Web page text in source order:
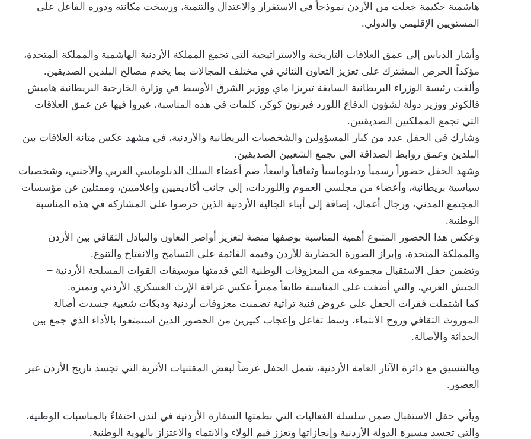
هاشمية حكيمة جعلت من الأردن نموذجاً في الاستقرار والاعتدال والتنمية، ورسخت مكانته ودوره الفاعل على
المستويين الإقليمي والدولي.
وأشار الدباس إلى عمق العلاقات التاريخية والاستراتيجية التي تجمع المملكة الأردنية الهاشمية والمملكة المتحدة،
مؤكداً الحرص المشترك على تعزيز التعاون الثنائي في مختلف المجالات بما يخدم مصالح البلدين الصديقين.
وألقت رئيسة الوزراء البريطانية السابقة تيريزا ماي ووزير الشرق الأوسط في وزارة الخارجية البريطانية هاميش
فالكونر ووزير دولة لشؤون الدفاع اللورد فيرنون كوكر، كلمات في هذه المناسبة، عبروا فيها عن عمق العلاقات
التي تجمع المملكتين الصديقتين.
وشارك في الحفل عدد من كبار المسؤولين والشخصيات البريطانية والأردنية، في مشهد عكس متانة العلاقات بين
البلدين وعمق روابط الصداقة التي تجمع الشعبين الصديقين.
وشهد الحفل حضوراً رسمياً ودبلوماسياً وثقافياً واسعاً، ضم أعضاء السلك الدبلوماسي العربي والأجنبي، وشخصيات
سياسية بريطانية، وأعضاء من مجلسي العموم واللوردات، إلى جانب أكاديميين وإعلاميين، وممثلين عن مؤسسات
المجتمع المدني، ورجال أعمال، إضافة إلى أبناء الجالية الأردنية الذين حرصوا على المشاركة في هذه المناسبة
الوطنية.
وعكس هذا الحضور المتنوع أهمية المناسبة بوصفها منصة لتعزيز أواصر التعاون والتبادل الثقافي بين الأردن
والمملكة المتحدة، وإبراز الصورة الحضارية للأردن وقيمه القائمة على التسامح والانفتاح والتنوع.
وتضمن حفل الاستقبال مجموعة من المعزوفات الوطنية التي قدمتها موسيقات القوات المسلحة الأردنية –
الجيش العربي، والتي أضفت على المناسبة طابعاً مميزاً عكس عراقة الإرث العسكري الأردني وتميزه.
كما اشتملت فقرات الحفل على عروض فنية تراثية تضمنت معزوفات أردنية ودبكات شعبية جسدت أصالة
الموروث الثقافي وروح الانتماء، وسط تفاعل وإعجاب كبيرين من الحضور الذين استمتعوا بالأداء الذي جمع بين
الحداثة والأصالة.
وبالتنسيق مع دائرة الآثار العامة الأردنية، شمل الحفل عرضاً لبعض المقتنيات الأثرية التي تجسد تاريخ الأردن عبر
العصور.
ويأتي حفل الاستقبال ضمن سلسلة الفعاليات التي نظمتها السفارة الأردنية في لندن احتفاءً بالمناسبات الوطنية،
والتي تجسد مسيرة الدولة الأردنية وإنجازاتها وتعزز قيم الولاء والانتماء والاعتزاز بالهوية الوطنية.